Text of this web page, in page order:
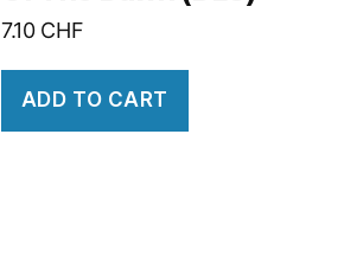
7.10 CHF
ADD TO CART